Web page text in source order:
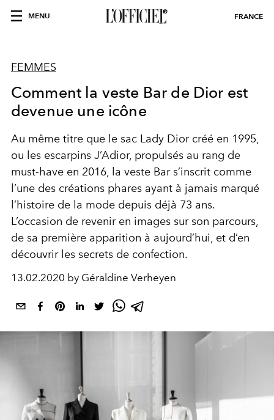
MENU FRANCE
FEMMES
Comment la veste Bar de Dior est
devenue une icône
Au même titre que le sac Lady Dior créé en 1995,
ou les escarpins J’Adior, propulsés au rang de
must-have en 2016, la veste Bar s’inscrit comme
l’une des créations phares ayant à jamais marqué
l’histoire de la mode depuis déjà 73 ans.
L’occasion de revenir en images sur son parcours,
de sa première apparition à aujourd’hui, et d’en
découvrir les secrets de confection.
13.02.2020 by Géraldine Verheyen